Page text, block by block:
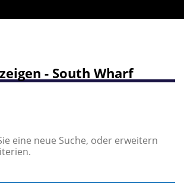
- South Wharf
eine neue Suche, oder erweitern